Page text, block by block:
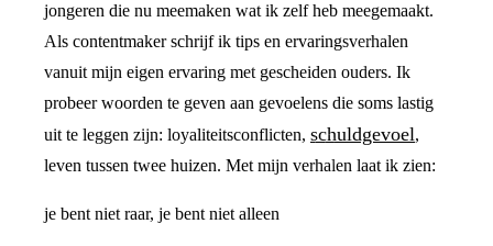
jongeren die nu meemaken wat ik zelf heb meegemaakt.
Als contentmaker schrijf ik tips en ervaringsverhalen
vanuit mijn eigen ervaring met gescheiden ouders. Ik
probeer woorden te geven aan gevoelens die soms lastig
uit te leggen zijn: loyaliteitsconflicten, schuldgevoel,
leven tussen twee huizen. Met mijn verhalen laat ik zien:
je bent niet raar, je bent niet alleen